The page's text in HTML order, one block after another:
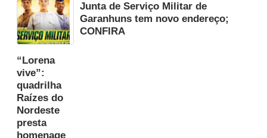
Junta de Serviço Militar de
Garanhuns tem novo endereço;
CONFIRA
“Lorena
vive”:
quadrilha
Raízes do
Nordeste
presta
homenage